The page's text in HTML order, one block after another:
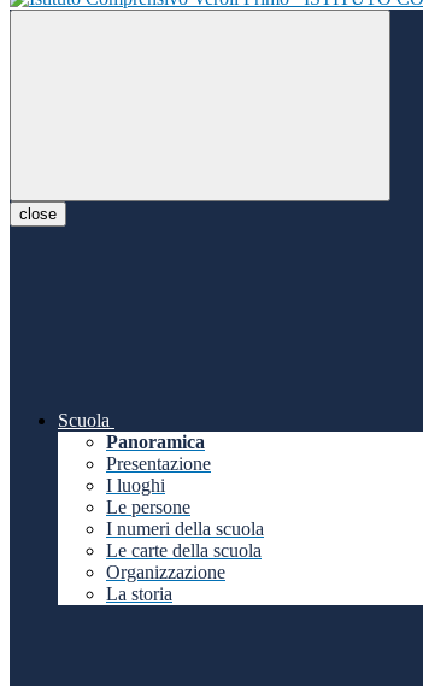
close
Scuola
Panoramica
Presentazione
I luoghi
Le persone
I numeri della scuola
Le carte della scuola
Organizzazione
La storia